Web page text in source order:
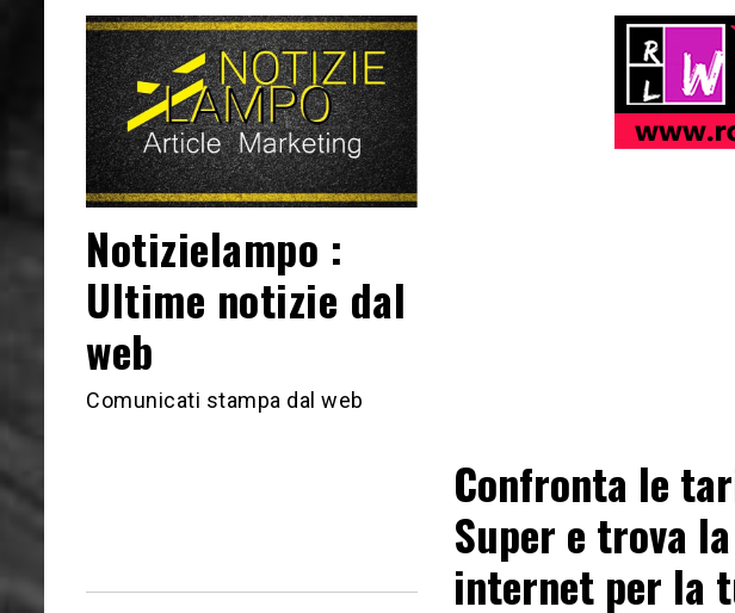
Notizielampo :
Ultime notizie dal
web
Comunicati stampa dal web
Confronta le
Super e trova
internet per la